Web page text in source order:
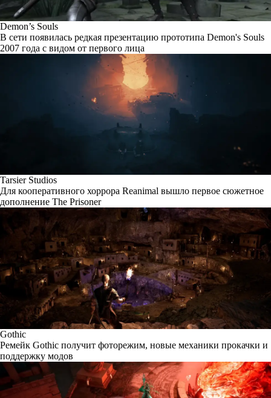
Demon’s Souls
В сети появилась редкая презентацию прототипа Demon's Souls
2007 года с видом от первого лица
Tarsier Studios
Для кооперативного хоррора Reanimal вышло первое сюжетное
дополнение The Prisoner
Gothic
Ремейк Gothic получит фоторежим, новые механики прокачки и
поддержку модов